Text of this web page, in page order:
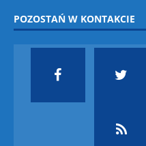
POZOSTAŃ W KONTAKCIE